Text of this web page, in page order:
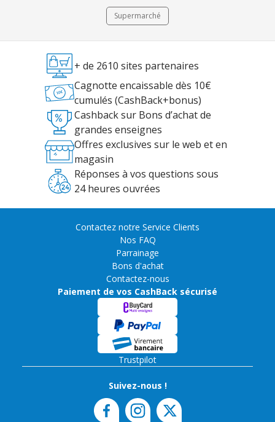
Supermarché
+ de 2610 sites partenaires
Cagnotte encaissable dès 10€
cumulés (CashBack+bonus)
Cashback sur Bons d’achat de
grandes enseignes
Offres exclusives sur le web et en
magasin
Réponses à vos questions sous
24 heures ouvrées
Contactez notre Service Clients
Nos FAQ
Parrainage
Bons d'achat
Contactez-nous
Paiement de vos CashBack sécurisé
Trustpilot
Suivez-nous !